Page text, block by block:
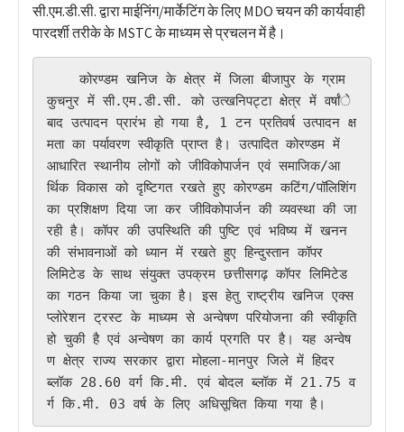
सी.एम.डी.सी. द्वारा माईनिंग/मार्केटिंग के लिए MDO चयन की कार्यवाही
पारदर्शी तरीके के MSTC के माध्यम से प्रचलन में है।
    कोरण्डम खनिज के क्षेत्र में जिला बीजापुर के ग्राम
कुचनुर में सी.एम.डी.सी. को उत्खनिपट्टा क्षेत्र में वर्षांे
बाद उत्पादन प्रारंभ हो गया है, 1 टन प्रतिवर्ष उत्पादन क्ष
मता का पर्यावरण स्वीकृति प्राप्त है। उत्पादित कोरण्डम में
आधारित स्थानीय लोगों को जीविकोपार्जन एवं समाजिक/आ
र्थिक विकास को दृष्टिगत रखते हुए कोरण्डम कटिंग/पॉलिशिंग
का प्रशिक्षण दिया जा कर जीविकोपार्जन की व्यवस्था की जा
रही है। कॉपर की उपस्थिति की पुष्टि एवं भविष्य में खनन
की संभावनाओं को ध्यान में रखते हुए हिन्दुस्तान कॉपर
लिमिटेड के साथ संयुक्त उपक्रम छत्तीसगढ़ कॉपर लिमिटेड
का गठन किया जा चुका है। इस हेतु राष्ट्रीय खनिज एक्स
प्लोरेशन ट्रस्ट के माध्यम से अन्वेषण परियोजना की स्वीकृति
हो चुकी है एवं अन्वेषण का कार्य प्रगति पर है। यह अन्वेष
ण क्षेत्र राज्य सरकार द्वारा मोहला-मानपुर जिले में हिदर
ब्लॉक 28.60 वर्ग कि.मी. एवं बोदल ब्लॉक में 21.75 व
र्ग कि.मी. 03 वर्ष के लिए अधिसूचित किया गया है।